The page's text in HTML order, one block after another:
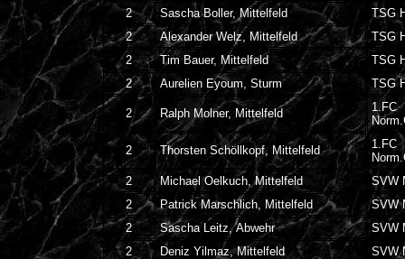
2
Sascha Boller, Mittelfeld
TSG
2
Alexander Welz, Mittelfeld
TSG
2
Tim Bauer, Mittelfeld
TSG
2
Aurelien Eyoum, Sturm TSG
2 Ralph Molner, Mittelfeld
1.FC
2 Thorsten Schöllkopf, Mittelfeld
1.FC
2
Michael Oelkuch, Mittelfeld
SVW
2
Patrick Marschlich, Mittelfeld
SVW
2
Sascha Leitz, Abwehr
SVW
2
Deniz Yilmaz, Mittelfeld
SVW